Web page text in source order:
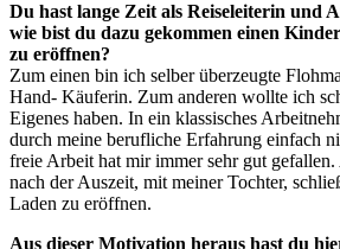
Du hast lange Zeit als Reiseleiterin und
wie bist du dazu gekommen einen
zu eröffnen?
Zum einen bin ich selber überzeugte
Hand- Käuferin. Zum anderen wollte ich
Eigenes haben. In ein klassisches
durch meine berufliche Erfahrung einfach
freie Arbeit hat mir immer sehr gut
nach der Auszeit, mit meiner Tochter,
Laden zu eröffnen.
Aus dieser Motivation heraus hast du